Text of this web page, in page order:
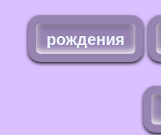
рождения